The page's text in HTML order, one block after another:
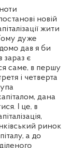
новій
жити
дуже
дав я би
зараз є
саме, в першу
і четверта
дана
І це, в
ринок
а до